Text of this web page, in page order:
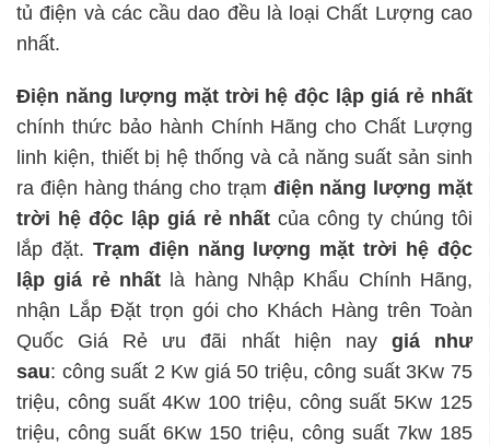
tủ điện và các cầu dao đều là loại Chất Lượng cao
nhất.
Điện năng lượng mặt trời hệ độc lập giá rẻ nhất
chính thức bảo hành Chính Hãng cho Chất Lượng
linh kiện, thiết bị hệ thống và cả năng suất sản sinh
ra điện hàng tháng cho trạm điện năng lượng mặt
trời hệ độc lập giá rẻ nhất của công ty chúng tôi
lắp đặt. Trạm điện năng lượng mặt trời hệ độc
lập giá rẻ nhất là hàng Nhập Khẩu Chính Hãng,
nhận Lắp Đặt trọn gói cho Khách Hàng trên Toàn
Quốc Giá Rẻ ưu đãi nhất hiện naygiá như
sau: công suất 2 Kw giá 50 triệu, công suất 3Kw 75
triệu, công suất 4Kw 100 triệu, công suất 5Kw 125
triệu, công suất 6Kw 150 triệu, công suất 7kw 185